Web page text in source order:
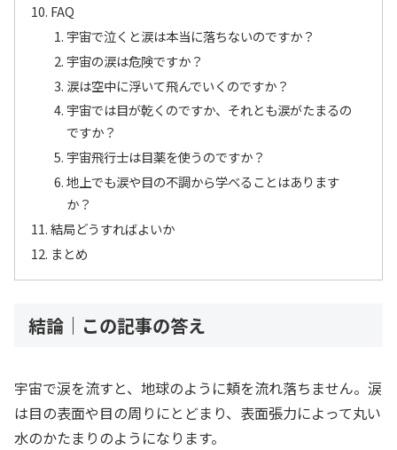
FAQ
宇宙で泣くと涙は本当に落ちないのですか？
宇宙の涙は危険ですか？
涙は空中に浮いて飛んでいくのですか？
宇宙では目が乾くのですか、それとも涙がたまるの
ですか？
宇宙飛行士は目薬を使うのですか？
地上でも涙や目の不調から学べることはあります
か？
結局どうすればよいか
まとめ
結論｜この記事の答え
宇宙で涙を流すと、地球のように頬を流れ落ちません。涙
は目の表面や目の周りにとどまり、表面張力によって丸い
水のかたまりのようになります。